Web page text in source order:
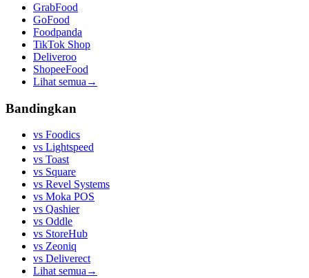
GrabFood
GoFood
Foodpanda
TikTok Shop
Deliveroo
ShopeeFood
Lihat semua →
Bandingkan
vs Foodics
vs Lightspeed
vs Toast
vs Square
vs Revel Systems
vs Moka POS
vs Qashier
vs Oddle
vs StoreHub
vs Zeoniq
vs Deliverect
Lihat semua →